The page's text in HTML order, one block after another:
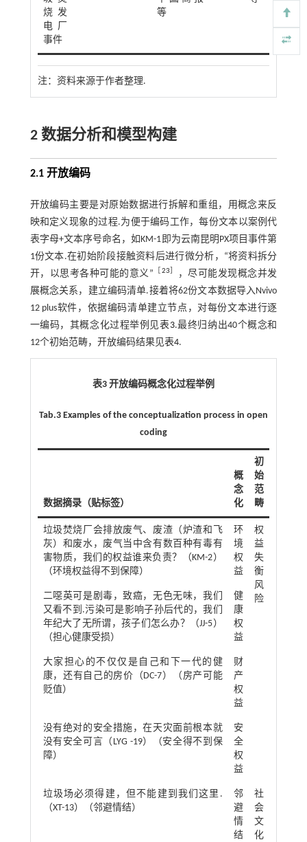
烧发
电厂
事件
等
注： 资料来源于作者整理.
2 数据分析和模型构建
2.1 开放编码
开放编码主要是对原始数据进行拆解和重组，用概念来反
映和定义现象的过程.为便于编码工作，每份文本以案例代
表字母+文本序号命名，如KM-1即为云南昆明PX项目事件第
1份文本.在初始阶段接触资料后进行微分析，“将资料拆分
开，以思考各种可能的意义”
23
，尽可能发现概念并发
展概念关系，建立编码清单.接着将62份文本数据导入Nvivo
12 plus软件，依据编码清单建立节点，对每份文本进行逐
一编码，其概念化过程举例见表3.最终归纳出40个概念和
12个初始范畴，开放编码结果见表4.
表3 开放编码概念化过程举例
Tab.3 Examples of the conceptualization process in open
coding
数据摘录（贴标签）
概
念
化
初
始
范
畴
垃圾焚烧厂会排放废气、废渣（炉渣和飞
灰）和废水，废气当中含有数百种有毒有
害物质，我们的权益谁来负责？（KM-2）
（环境权益得不到保障）
环
境
权
益
权
益
失
衡
风
险
二噁英可是剧毒，致癌，无色无味，我们
又看不到.污染可是影响子孙后代的，我们
年纪大了无所谓，孩子们怎么办？（JJ-5）
（担心健康受损）
健
康
权
益
大家担心的不仅仅是自己和下一代的健
康，还有自己的房价（DC-7）（房产可能
贬值）
财
产
权
益
没有绝对的安全措施，在天灾面前根本就
没有安全可言（LYG -19）（安全得不到保
障）
安
全
权
益
垃圾场必须得建，但不能建到我们这里.
（XT-13）（邻避情结）
邻
避
情
结
社
会
文
化